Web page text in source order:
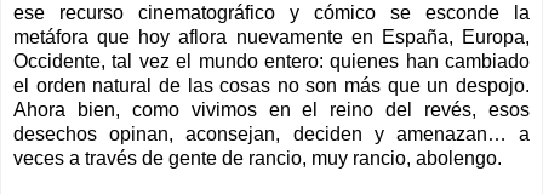
ese recurso cinematográfico y cómico se esconde la
metáfora que hoy aflora nuevamente en España, Europa,
Occidente, tal vez el mundo entero: quienes han cambiado
el orden natural de las cosas no son más que un despojo.
Ahora bien, como vivimos en el reino del revés, esos
desechos opinan, aconsejan, deciden y amenazan… a
veces a través de gente de rancio, muy rancio, abolengo.